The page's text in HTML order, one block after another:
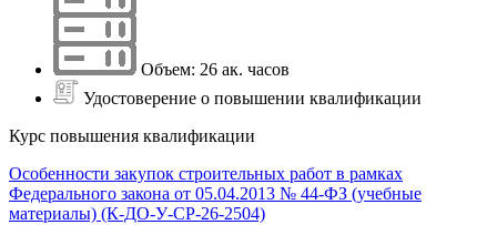
Объем: 26 ак. часов
Удостоверение о повышении квалификации
Курс повышения квалификации
Особенности закупок строительных работ в рамках
Федерального закона от 05.04.2013 № 44-ФЗ (учебные
материалы) (К-ДО-У-СР-26-2504)